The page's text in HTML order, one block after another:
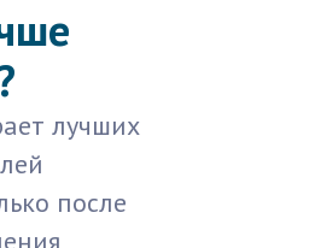
лучших
после